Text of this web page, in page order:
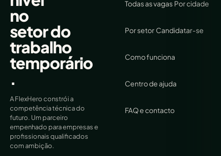
no
setor do
trabalho
temporário
.
A FlexHero constrói a
competência técnica do
futuro. Um parceiro
empenhado para empresas e
profissionais qualificados
com ambição.
Todas as vagas Por cidade
Por setor Candidatar-se
Como funciona
Centro de ajuda
FAQ e contacto